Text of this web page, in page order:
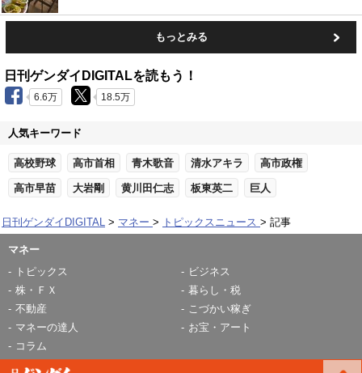
もっとみる
日刊ゲンダイDIGITALを読もう！
6.6万 18.5万
人気キーワード
高校野球 高市首相 青木歌音 清水アキラ 高市政権
高市早苗 大岩剛 黄川田仁志 板東英二 巨人
日刊ゲンダイDIGITAL マネー トピックスニュース 記事
マネー
トピックス
ビジネス
株・ＦＸ
暮らし・税
不動産
こづかい稼ぎ
マネーの達人
お宝・アート
コラム